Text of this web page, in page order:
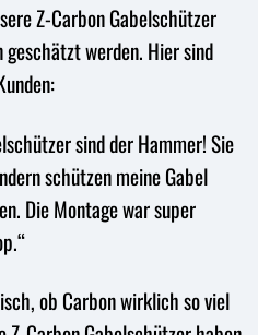
Z-Carbon Gabelschützer
werden. Hier sind
sind der Hammer! Sie
schützen meine Gabel
Die Montage war super
ob Carbon wirklich so viel